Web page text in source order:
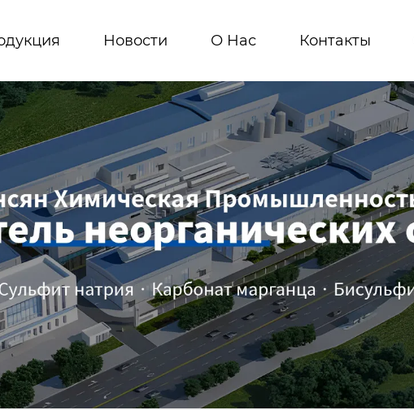
Новости О Hас Контакты